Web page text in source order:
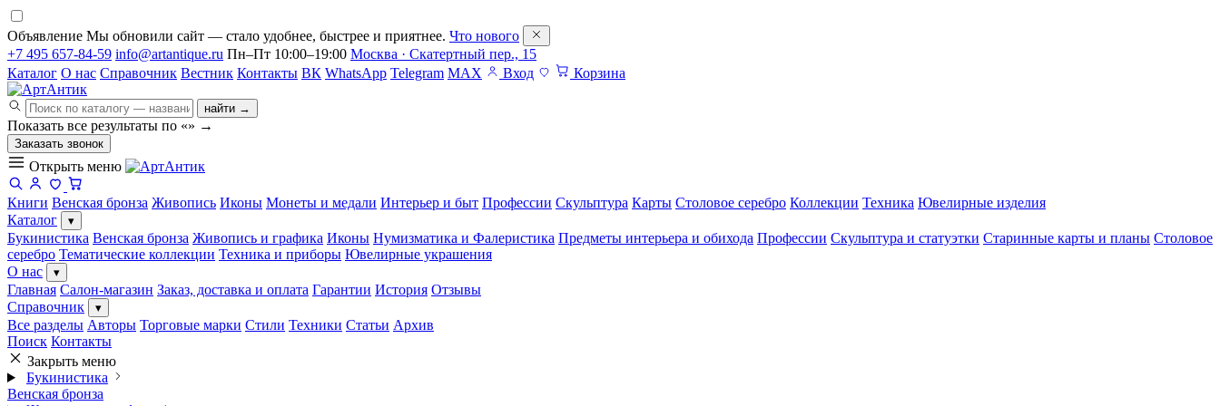
Объявление Мы обновили сайт — стало удобнее, быстрее и приятнее. Что нового
+7 495 657-84-59 info@artantique.ru Пн–Пт 10:00–19:00 Москва · Скатертный пер., 15
Каталог О нас Справочник Вестник Контакты ВК WhatsApp Telegram MAX Вход Корзина
найти →
Показать все результаты по «» →
Заказать звонок
Открыть меню
Книги Венская бронза Живопись Иконы Монеты и медали Интерьер и быт Профессии Скульптура Карты Столовое серебро Коллекции Техника Ювелирные изделия
Каталог
▾
Букинистика Венская бронза Живопись и графика Иконы Нумизматика и Фалеристика Предметы интерьера и обихода Профессии Скульптура и статуэтки Старинные карты и планы Столовое
серебро Тематические коллекции Техника и приборы Ювелирные украшения
О нас
▾
Главная Салон-магазин Заказ, доставка и оплата Гарантии История Отзывы
Справочник
▾
Все разделы Авторы Торговые марки Стили Техники Статьи Архив
Поиск Контакты
Закрыть меню
Букинистика
Венская бронза